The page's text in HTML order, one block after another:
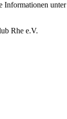
Informationen unter
Rhe e.V.